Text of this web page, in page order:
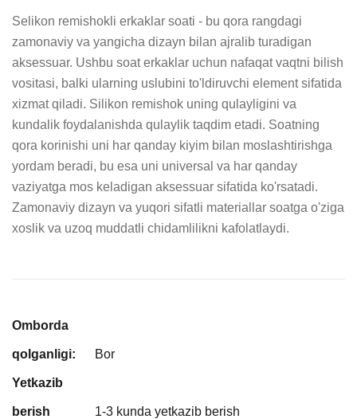
Selikon remishokli erkaklar soati - bu qora rangdagi
zamonaviy va yangicha dizayn bilan ajralib turadigan
aksessuar. Ushbu soat erkaklar uchun nafaqat vaqtni bilish
vositasi, balki ularning uslubini to'ldiruvchi element sifatida
xizmat qiladi. Silikon remishok uning qulayligini va
kundalik foydalanishda qulaylik taqdim etadi. Soatning
qora korinishi uni har qanday kiyim bilan moslashtirishga
yordam beradi, bu esa uni universal va har qanday
vaziyatga mos keladigan aksessuar sifatida ko'rsatadi.
Zamonaviy dizayn va yuqori sifatli materiallar soatga o'ziga
xoslik va uzoq muddatli chidamlilikni kafolatlaydi.
Omborda
qolganligi: Bor
Yetkazib
berish
1-3 kunda yetkazib berish